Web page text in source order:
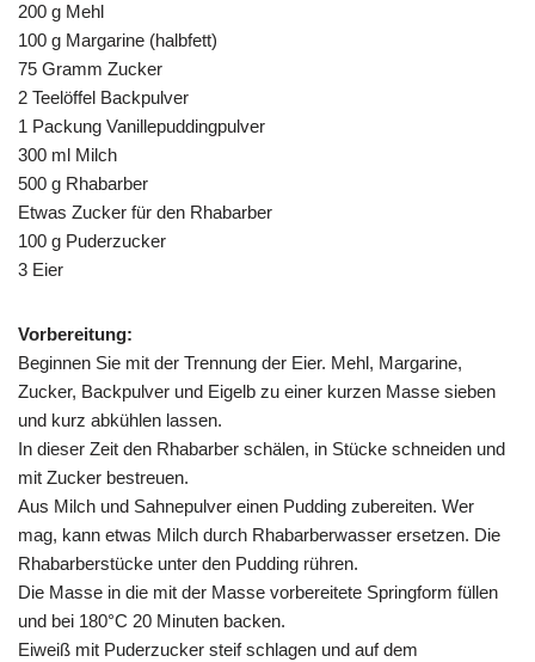
200 g Mehl
100 g Margarine (halbfett)
75 Gramm Zucker
2 Teelöffel Backpulver
1 Packung Vanillepuddingpulver
300 ml Milch
500 g Rhabarber
Etwas Zucker für den Rhabarber
100 g Puderzucker
3 Eier
Vorbereitung:
Beginnen Sie mit der Trennung der Eier. Mehl, Margarine,
Zucker, Backpulver und Eigelb zu einer kurzen Masse sieben
und kurz abkühlen lassen.
In dieser Zeit den Rhabarber schälen, in Stücke schneiden und
mit Zucker bestreuen.
Aus Milch und Sahnepulver einen Pudding zubereiten. Wer
mag, kann etwas Milch durch Rhabarberwasser ersetzen. Die
Rhabarberstücke unter den Pudding rühren.
Die Masse in die mit der Masse vorbereitete Springform füllen
und bei 180°C 20 Minuten backen.
Eiweiß mit Puderzucker steif schlagen und auf dem